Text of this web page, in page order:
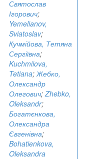
Святослав
Ігорович;
Yemelianov,
Sviatoslav;
Кучмійова, Тетяна
Сергіївна;
Kuchmiiova,
Tetiana;Жебко,
Олександр
Олегович;Zhebko,
Oleksandr;
Богатєнкова,
Олександра
Євгенівна;
Bohatienkova,
Oleksandra